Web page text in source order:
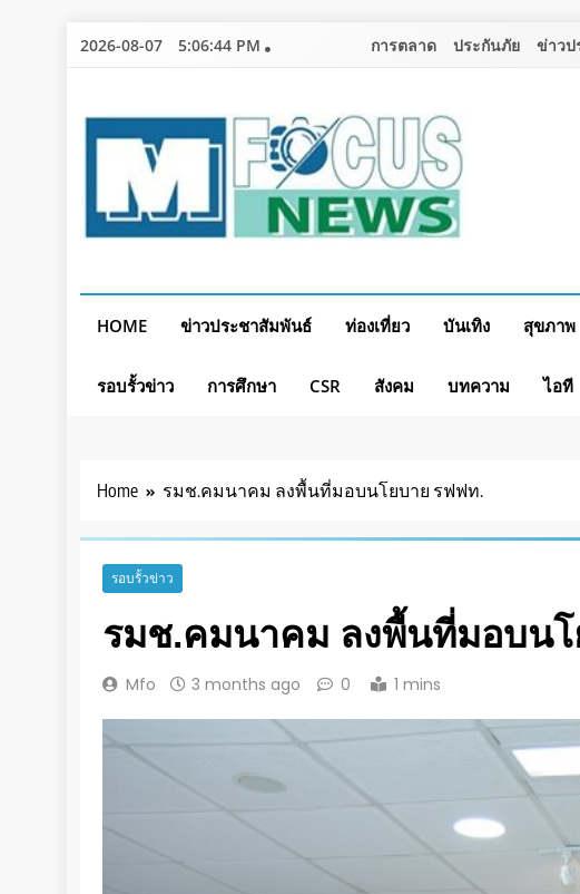
Skip
2026-08-07 5:06:46 PM การตลาด ประกันภัย ข่าว
HOME ข่าวประชาสัมพันธ์ ท่องเที่ยว บันเทิง สุขภาพ
รอบรั้วข่าว การศึกษา CSR สังคม บทความ ไอที
Home รมช.คมนาคม ลงพื้นที่มอบนโยบาย รฟฟท.
รอบรั้วข่าว
รมช.คมนาคม ลงพื้นที่มอบน
Mfo 3 months ago 0 1 mins